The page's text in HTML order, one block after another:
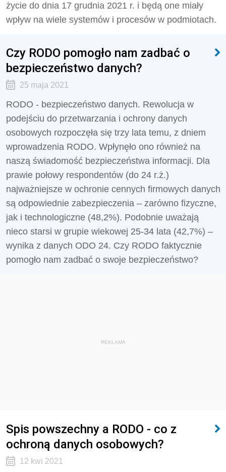
życie do dnia 17 grudnia 2021 r. i będą one miały
wpływ na wiele systemów i procesów w podmiotach.
Czy RODO pomogło nam zadbać o
bezpieczeństwo danych?
25 maja 2021
RODO - bezpieczeństwo danych. Rewolucja w
podejściu do przetwarzania i ochrony danych
osobowych rozpoczęła się trzy lata temu, z dniem
wprowadzenia RODO. Wpłynęło ono również na
naszą świadomość bezpieczeństwa informacji. Dla
prawie połowy respondentów (do 24 r.ż.)
najważniejsze w ochronie cennych firmowych danych
są odpowiednie zabezpieczenia – zarówno fizyczne,
jak i technologiczne (48,2%). Podobnie uważają
nieco starsi w grupie wiekowej 25-34 lata (42,7%) –
wynika z danych ODO 24. Czy RODO faktycznie
pomogło nam zadbać o swoje bezpieczeństwo?
REKLAMA
Spis powszechny a RODO - co z
ochroną danych osobowych?
12 kwi 2021